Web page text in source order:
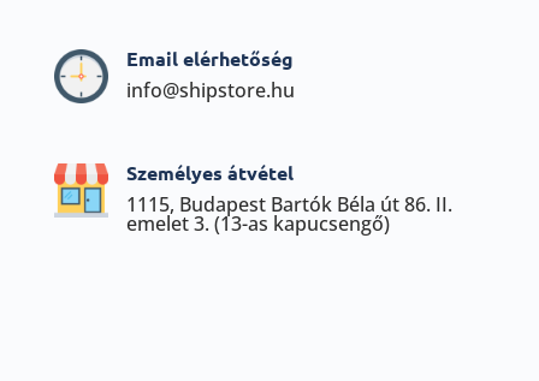
Email elérhetőség
info@shipstore.hu
Személyes átvétel
1115, Budapest Bartók Béla út 86. II.
emelet 3. (13-as kapucsengő)